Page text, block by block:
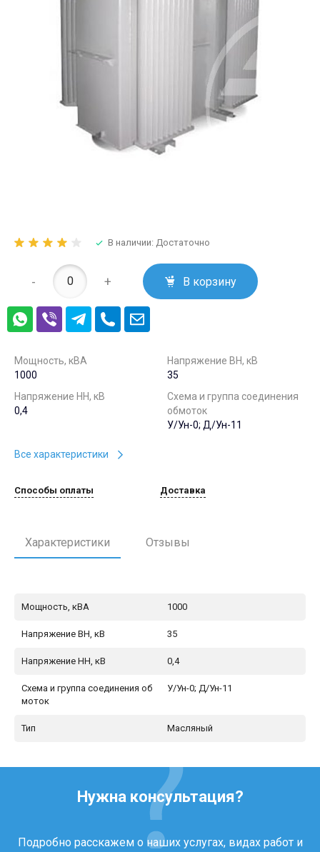
В наличии: Достаточно
- + В корзину
Мощность, кВА
1000
Напряжение ВН, кВ
35
Напряжение НН, кВ
0,4
Схема и группа соединения
обмоток
У/Ун-0; Д/Ун-11
Все характеристики
Способы оплаты Доставка
Характеристики Отзывы
Мощность, кВА 1000
Напряжение ВН, кВ 35
Напряжение НН, кВ 0,4
Схема и группа соединения об
моток
У/Ун-0; Д/Ун-11
Тип Масляный
Нужна консультация?
Подробно расскажем о наших услугах, видах работ и